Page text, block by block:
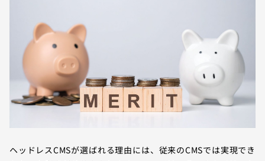
ヘッドレスCMSが選ばれる理由には、従来のCMSでは実現でき